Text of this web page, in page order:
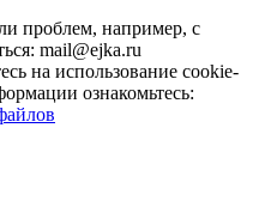
проблем, например, с
mail@ejka.ru
на использование cookie-
ознакомьтесь: